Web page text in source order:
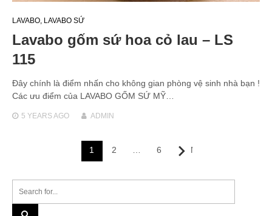
LAVABO LAVABO SỨ
Lavabo gốm sứ hoa cỏ lau – LS
115
Đây chính là điểm nhấn cho không gian phòng vệ sinh nhà bạn !
Các ưu điểm của LAVABO GỐM SỨ MỸ…
5 YEARSAGO ADMIN
1 2 6 Next